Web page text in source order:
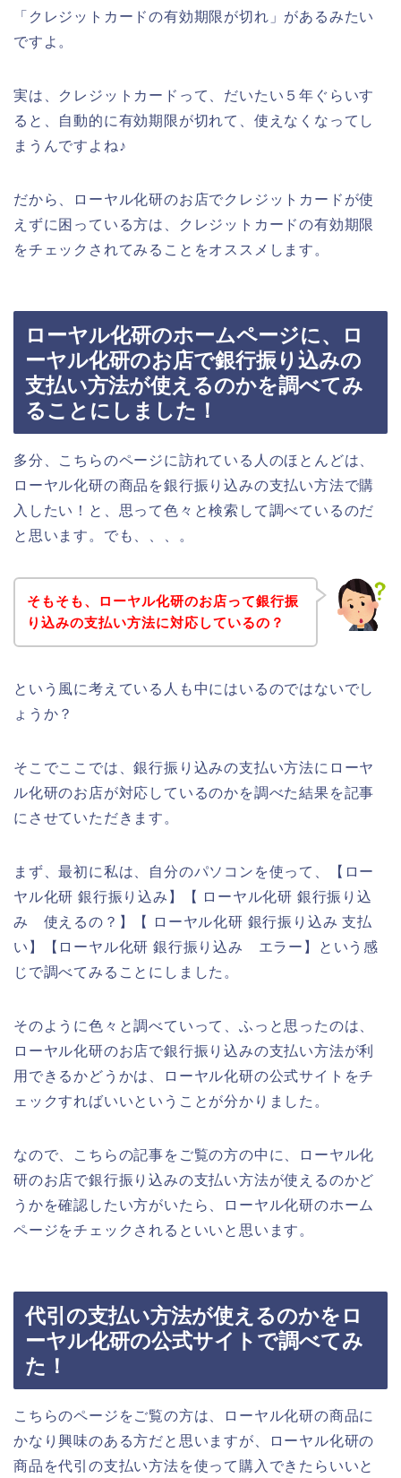
「クレジットカードの有効期限が切れ」があるみたい
ですよ。
実は、クレジットカードって、だいたい５年ぐらいす
ると、自動的に有効期限が切れて、使えなくなってし
まうんですよね♪
だから、ローヤル化研のお店でクレジットカードが使
えずに困っている方は、クレジットカードの有効期限
をチェックされてみることをオススメします。
ローヤル化研のホームページに、ロ
ーヤル化研のお店で銀行振り込みの
支払い方法が使えるのかを調べてみ
ることにしました！
多分、こちらのページに訪れている人のほとんどは、
ローヤル化研の商品を銀行振り込みの支払い方法で購
入したい！と、思って色々と検索して調べているのだ
と思います。でも、、、。
そもそも、ローヤル化研のお店って銀行振
り込みの支払い方法に対応しているの？
という風に考えている人も中にはいるのではないでし
ょうか？
そこでここでは、銀行振り込みの支払い方法にローヤ
ル化研のお店が対応しているのかを調べた結果を記事
にさせていただきます。
まず、最初に私は、自分のパソコンを使って、【ロー
ヤル化研 銀行振り込み】【 ローヤル化研 銀行振り込
み 使えるの？】【 ローヤル化研 銀行振り込み 支払
い】【ローヤル化研 銀行振り込み エラー】という感
じで調べてみることにしました。
そのように色々と調べていって、ふっと思ったのは、
ローヤル化研のお店で銀行振り込みの支払い方法が利
用できるかどうかは、ローヤル化研の公式サイトをチ
ェックすればいいということが分かりました。
なので、こちらの記事をご覧の方の中に、ローヤル化
研のお店で銀行振り込みの支払い方法が使えるのかど
うかを確認したい方がいたら、ローヤル化研のホーム
ページをチェックされるといいと思います。
代引の支払い方法が使えるのかをロ
ーヤル化研の公式サイトで調べてみ
た！
こちらのページをご覧の方は、ローヤル化研の商品に
かなり興味のある方だと思いますが、ローヤル化研の
商品を代引の支払い方法を使って購入できたらいいと